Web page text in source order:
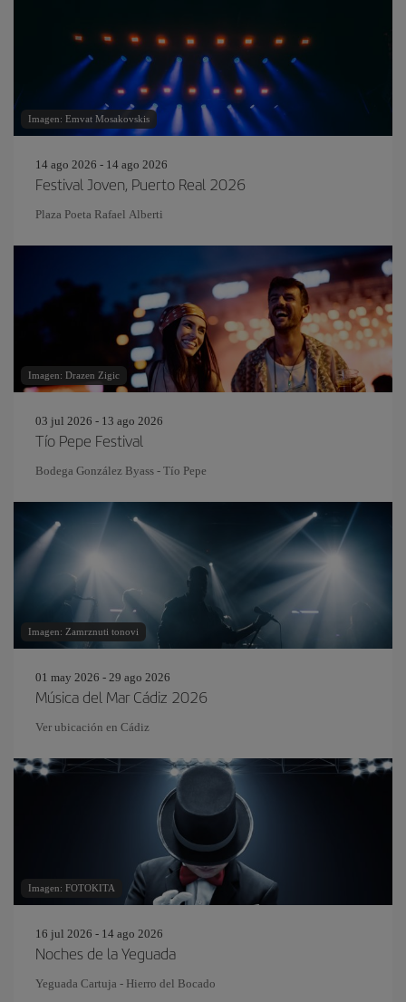
Imagen: Emvat Mosakovskis
14 ago 2026 - 14 ago 2026
Festival Joven, Puerto Real 2026
Plaza Poeta Rafael Alberti
Imagen: Drazen Zigic
03 jul 2026 - 13 ago 2026
Tío Pepe Festival
Bodega González Byass - Tío Pepe
Imagen: Zamrznuti tonovi
01 may 2026 - 29 ago 2026
Música del Mar Cádiz 2026
Ver ubicación en Cádiz
Imagen: FOTOKITA
16 jul 2026 - 14 ago 2026
Noches de la Yeguada
Yeguada Cartuja - Hierro del Bocado